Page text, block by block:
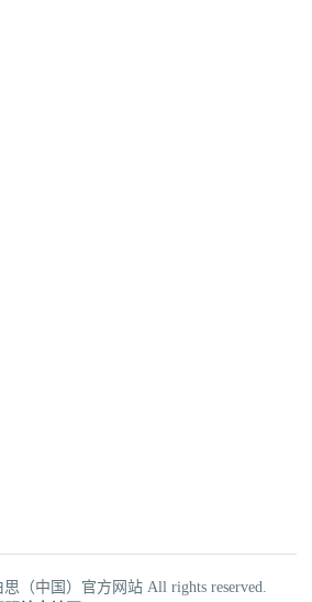
（中国）官方网站 All rights reserved.